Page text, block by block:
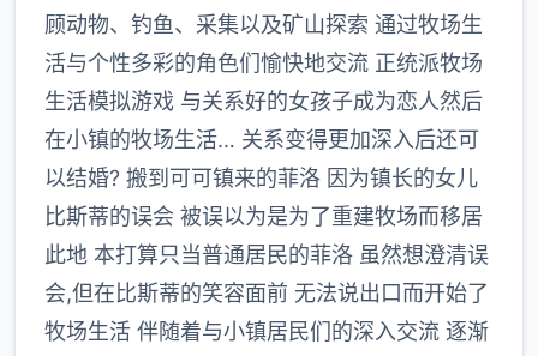
顾动物、钓鱼、采集以及矿山探索 通过牧场生
活与个性多彩的角色们愉快地交流 正统派牧场
生活模拟游戏 与关系好的女孩子成为恋人然后
在小镇的牧场生活… 关系变得更加深入后还可
以结婚? 搬到可可镇来的菲洛 因为镇长的女儿
比斯蒂的误会 被误以为是为了重建牧场而移居
此地 本打算只当普通居民的菲洛 虽然想澄清误
会,但在比斯蒂的笑容面前 无法说出口而开始了
牧场生活 伴随着与小镇居民们的深入交流 逐渐